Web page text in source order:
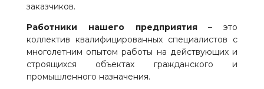
заказчиков.
Работники нашего предприятия– это
коллектив квалифицированных специалистов с
многолетним опытом работы на действующих и
строящихся объектах гражданского и
промышленного назначения.